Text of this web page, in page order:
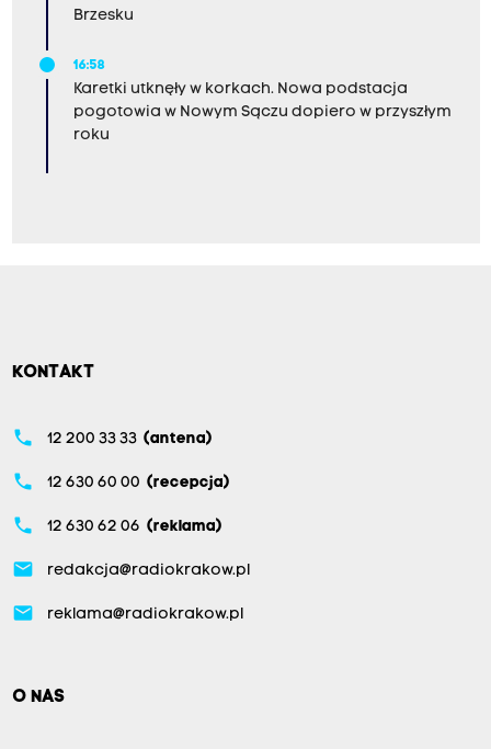
Brzesku
16:58
Karetki utknęły w korkach. Nowa podstacja
pogotowia w Nowym Sączu dopiero w przyszłym
roku
KONTAKT
phone 12 200 33 33 (antena)
phone 12 630 60 00 (recepcja)
phone 12 630 62 06 (reklama)
email redakcja@radiokrakow.pl
email reklama@radiokrakow.pl
O NAS